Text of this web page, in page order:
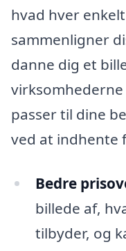
hvad hver
sammenligner
danne dig et
passer til dine
ved at indhente
Bedre
billede af,
tilbyder, og